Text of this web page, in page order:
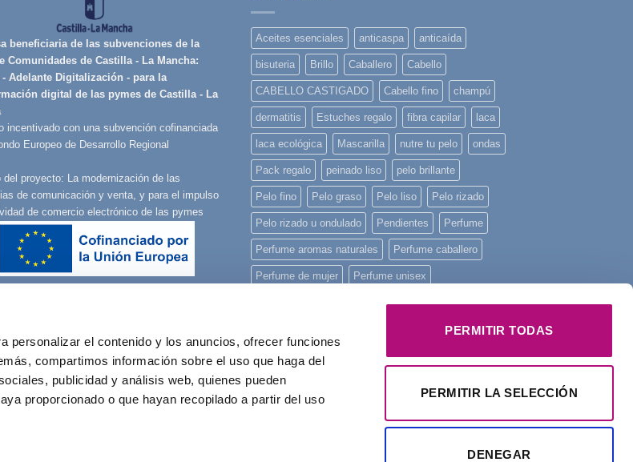
personalizar el contenido y los anuncios, ofrecer funciones
compartimos información sobre el uso que haga del
publicidad y análisis web, quienes pueden
proporcionado o que hayan recopilado a partir del uso
PERMITIR TODAS
PERMITIR LA SELECCIÓN
DENEGAR
beneficiaria de las subvenciones de la
Comunidades de Castilla - La Mancha:
- Adelante Digitalización - para la
digital de las pymes de Castilla - La
incentivado con una subvención cofinanciada
Europeo de Desarrollo Regional
del proyecto: La modernización de las
de comunicación y venta, y para el impulso
de comercio electrónico de las pymes
Aceites esenciales anticaspa anticaída
bisuteria Brillo Caballero Cabello
CABELLO CASTIGADO Cabello fino champú
dermatitis Estuches regalo fibra capilar laca
laca ecológica Mascarilla nutre tu pelo ondas
Pack regalo peinado liso pelo brillante
Pelo fino Pelo graso Pelo liso Pelo rizado
Pelo rizado u ondulado Pendientes Perfume
Perfume aromas naturales Perfume caballero
Perfume de mujer Perfume unisex
piel sensible piscina
Principios activos
reconstruye tu pelo regalo Regalo Navidad
regalos